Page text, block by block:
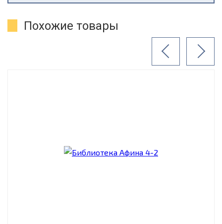
Похожие товары